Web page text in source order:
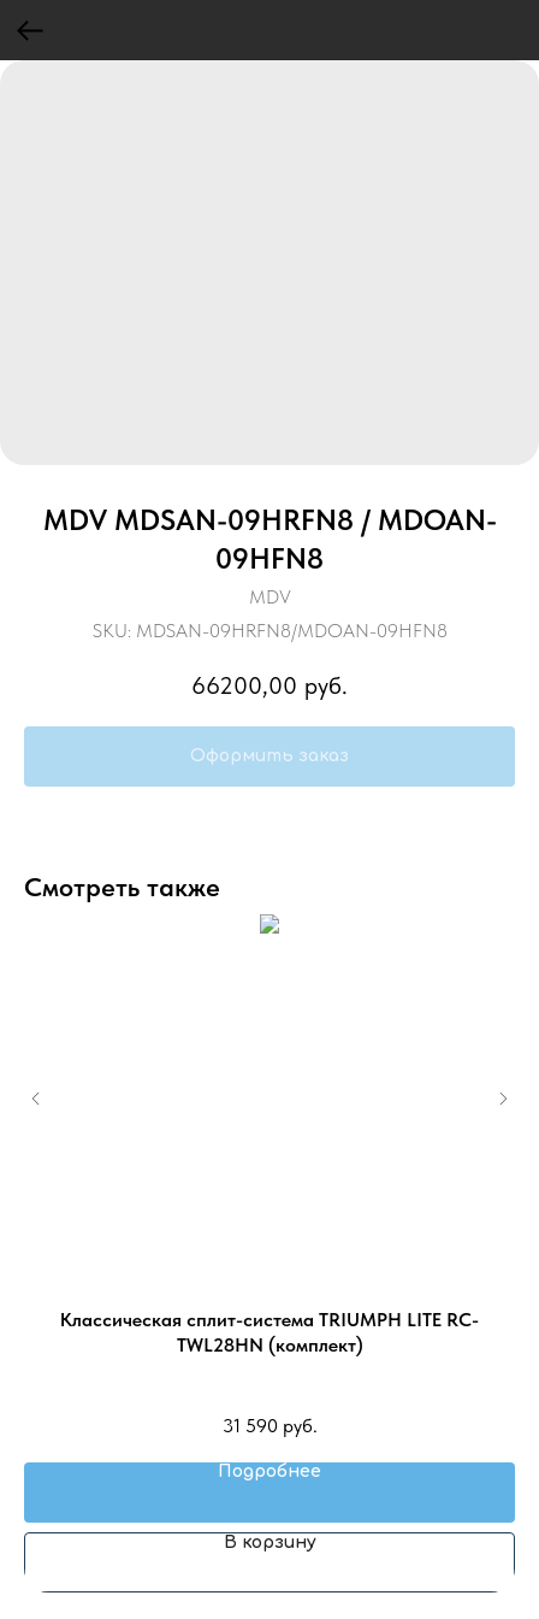
MDV MDSAN-09HRFN8 / MDOAN-
09HFN8
MDV
SKU: MDSAN-09HRFN8/MDOAN-09HFN8
66200,00 руб.
Оформить заказ
Смотреть также
Классическая сплит-система TRIUMPH LITE RC-
TWL28HN (комплект)
31 590 руб.
Подробнее
В корзину